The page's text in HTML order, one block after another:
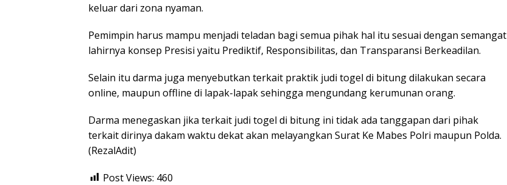
keluar dari zona nyaman.
Pemimpin harus mampu menjadi teladan bagi semua pihak hal itu sesuai dengan semangat
lahirnya konsep Presisi yaitu Prediktif, Responsibilitas, dan Transparansi Berkeadilan.
Selain itu darma juga menyebutkan terkait praktik judi togel di bitung dilakukan secara
online, maupun offline di lapak-lapak sehingga mengundang kerumunan orang.
Darma menegaskan jika terkait judi togel di bitung ini tidak ada tanggapan dari pihak
terkait dirinya dakam waktu dekat akan melayangkan Surat Ke Mabes Polri maupun Polda.
(RezalAdit)
Post Views: 460